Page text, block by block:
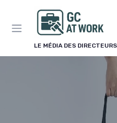
LE MÉDIA DES